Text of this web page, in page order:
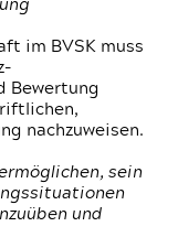
im BVSK muss
Bewertung
nachzuweisen.
sein
und